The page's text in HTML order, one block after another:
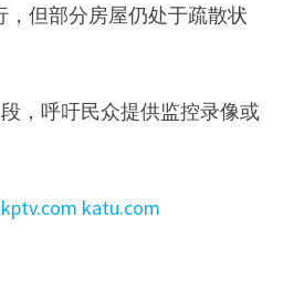
，但部分房屋仍处于疏散状
，呼吁民众提供监控录像或
kptv.com katu.com